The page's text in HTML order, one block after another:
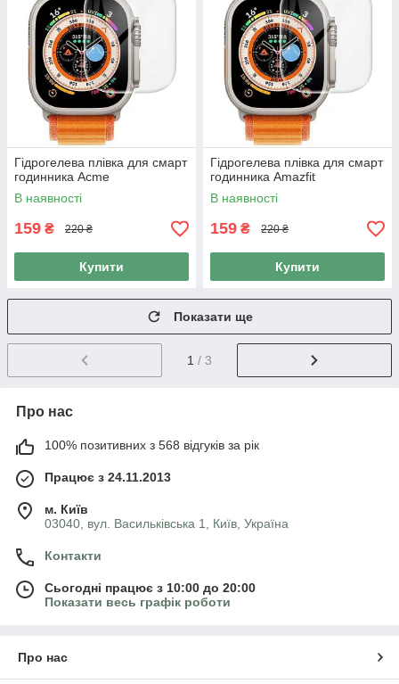
Гідрогелева плівка для смарт
годинника Acme
В наявності
159 ₴ 220 ₴
Купити
Гідрогелева плівка для смарт
годинника Amazfit
В наявності
159 ₴ 220 ₴
Купити
Показати ще
1 / 3
Про нас
100% позитивних з 568 відгуків за рік
Працює з 24.11.2013
м. Київ
03040, вул. Васильківська 1, Київ, Україна
Контакти
Сьогодні працює з 10:00 до 20:00
Показати весь графік роботи
Про нас